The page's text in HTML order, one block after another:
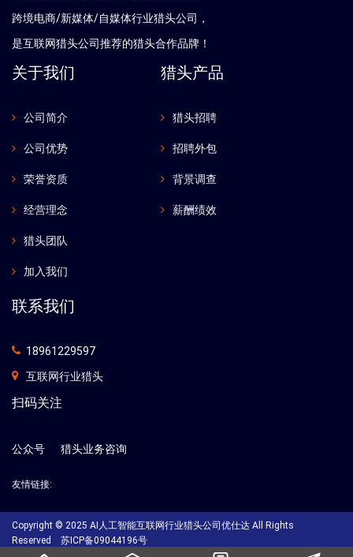
跨境电商/新媒体/自媒体行业猎头公司，
是互联网猎头公司推荐的猎头合作品牌！
关于我们
公司简介
公司优势
荣誉资质
经营理念
猎头团队
加入我们
猎头产品
猎头招聘
招聘外包
背景调查
薪酬绩效
联系我们
18961229597
互联网行业猎头
扫码关注
公众号 猎头业务咨询
友情链接:
Copyright © 2025 AI人工智能互联网行业猎头公司优仕达 All Rights
Reserved 苏ICP备09044196号